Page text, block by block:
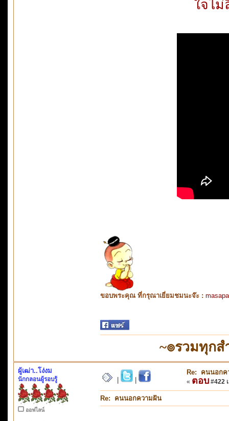
ใจไ
ขอบพระคุณ ที่กรุณาเยี่ยมชมนะจ๊ะ :
~๏รวมทุก
ผู้เฒ่า..โง่งม
นักกลอนผู้รอบรู้
ออฟไลน์
Re: คนนอกค
« ตอบ #422
Re: คนนอกความฝัน